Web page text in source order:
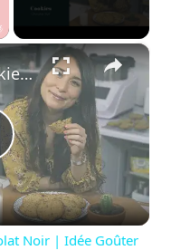
×
Recette de Cookies au Chocolat Noir | Idée Goûter du Confinement
Noir | Idée Goûter